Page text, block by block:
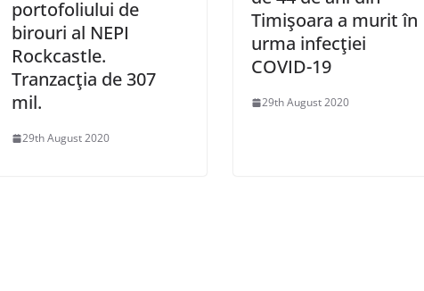
portofoliului de
birouri al NEPI
Rockcastle.
Tranzacţia de 307
mil.
29th August 2020
Timişoara a murit în
urma infecţiei
COVID-19
29th August 2020